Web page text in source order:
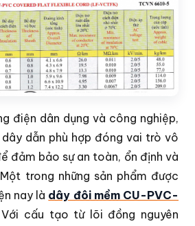
điện dân dụng và công nghiệp,
dẫn phù hợp đóng vai trò vô
đảm bảo sự an toàn, ổn định và
trong những sản phẩm được
nay là dây đôi mềm CU-PVC-
cấu tạo từ lõi đồng nguyên